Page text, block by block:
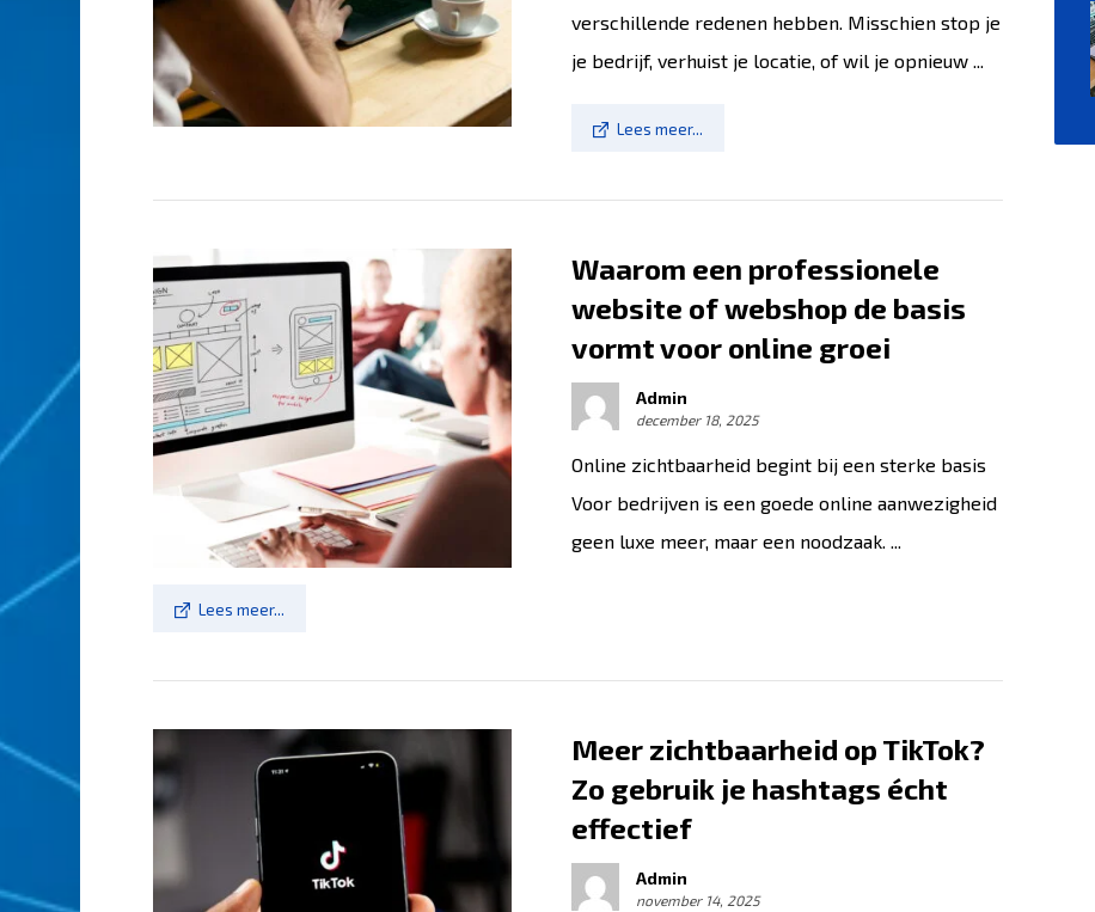
verschillende redenen hebben. Misschien stop je
je bedrijf, verhuist je locatie, of wil je opnieuw ...
Lees meer...
Waarom een professionele
website of webshop de basis
vormt voor online groei
Admin
december 18, 2025
Online zichtbaarheid begint bij een sterke basis
Voor bedrijven is een goede online aanwezigheid
geen luxe meer, maar een noodzaak. ...
Lees meer...
Meer zichtbaarheid op TikTok?
Zo gebruik je hashtags écht
effectief
Admin
november 14, 2025